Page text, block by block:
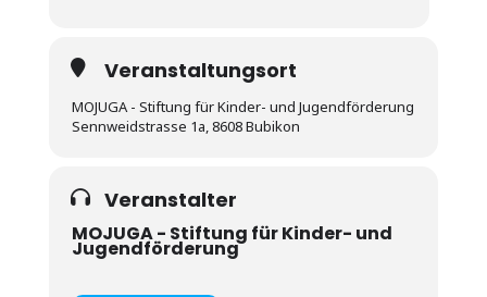
Veranstaltungsort
MOJUGA - Stiftung für Kinder- und Jugendförderung
Sennweidstrasse 1a, 8608 Bubikon
Veranstalter
MOJUGA - Stiftung für Kinder- und
Jugendförderung